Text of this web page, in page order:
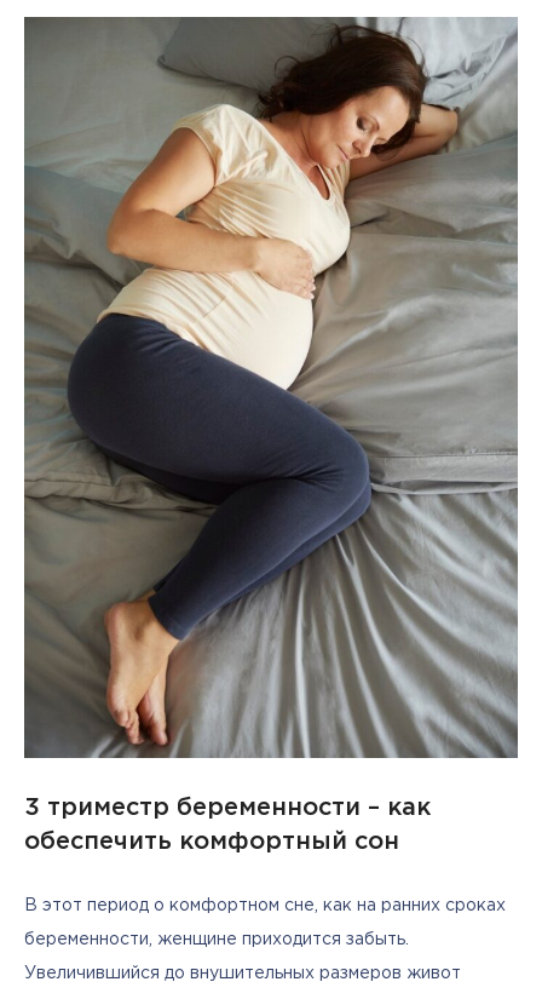
3 триместр беременности – как
обеспечить комфортный сон
В этот период о комфортном сне, как на ранних сроках
беременности, женщине приходится забыть.
Увеличившийся до внушительных размеров живот